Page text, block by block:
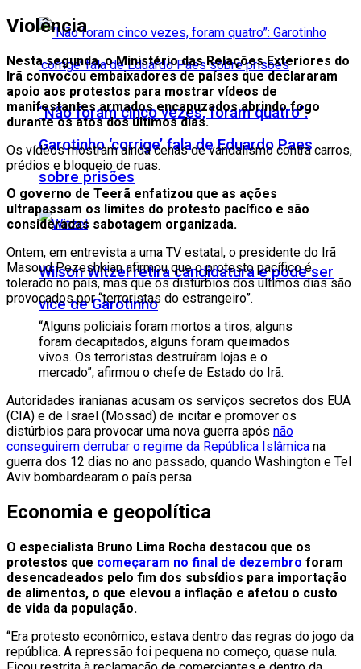
“Não foram cinco vezes, foram quatro”:
Garotinho ‘corrige’ fala de Eduardo Paes
sobre prisões
Wilson Witzel retira candidatura e pode ser
vice de Garotinho
Violência
Nesta segunda, o Ministério das Relações Exteriores do
Irã convocou embaixadores de países que declararam
apoio aos protestos para mostrar vídeos de
manifestantes armados encapuzados abrindo fogo
durante os atos dos últimos dias.
Os vídeos mostram ainda cenas de vandalismo contra carros,
prédios e bloqueio de ruas.
O governo de Teerã enfatizou que as ações
ultrapassam os limites do protesto pacífico e são
consideradas sabotagem organizada.
Ontem, em entrevista a uma TV estatal, o presidente do Irã
Masoud Pezeshkian afirmou que o protesto pacífico é
tolerado no país, mas que os distúrbios dos últimos dias são
provocados por “terroristas do estrangeiro”.
“Alguns policiais foram mortos a tiros, alguns
foram decapitados, alguns foram queimados
vivos. Os terroristas destruíram lojas e o
mercado”, afirmou o chefe de Estado do Irã.
Autoridades iranianas acusam os serviços secretos dos EUA
(CIA) e de Israel (Mossad) de incitar e promover os
distúrbios para provocar uma nova guerra após não
conseguirem derrubar o regime da República Islâmica na
guerra dos 12 dias no ano passado, quando Washington e Tel
Aviv bombardearam o país persa.
Economia e geopolítica
O especialista Bruno Lima Rocha destacou que os
protestos que começaram no final de dezembro foram
desencadeados pelo fim dos subsídios para importação
de alimentos, o que elevou a inflação e afetou o custo
de vida da população.
“Era protesto econômico, estava dentro das regras do jogo da
república. A repressão foi pequena no começo, quase nula.